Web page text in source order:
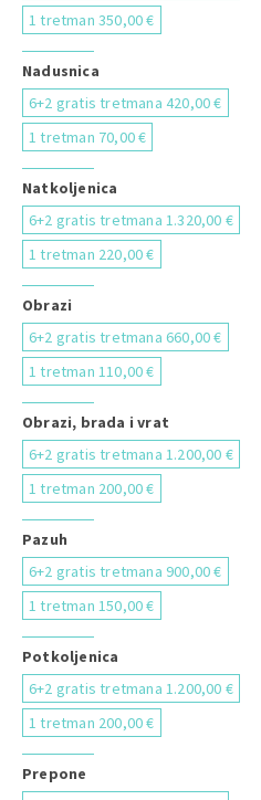
1 tretman 350,00 €
Nadusnica
6+2 gratis tretmana 420,00 €
1 tretman 70,00 €
Natkoljenica
6+2 gratis tretmana 1.320,00 €
1 tretman 220,00 €
Obrazi
6+2 gratis tretmana 660,00 €
1 tretman 110,00 €
Obrazi, brada i vrat
6+2 gratis tretmana 1.200,00 €
1 tretman 200,00 €
Pazuh
6+2 gratis tretmana 900,00 €
1 tretman 150,00 €
Potkoljenica
6+2 gratis tretmana 1.200,00 €
1 tretman 200,00 €
Prepone